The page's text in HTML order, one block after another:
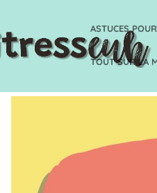
ASTUCES
TOUT SUR LA